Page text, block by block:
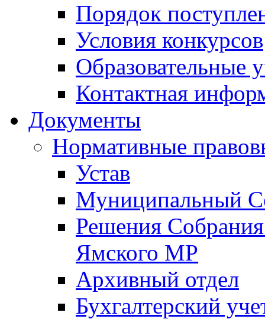
Порядок
Условия конкурсов
Образовательные
Контактная
Документы
Нормативные
Устав
Муниципальный
Решения
Ямского МР
Архивный отдел
Бухгалтерский